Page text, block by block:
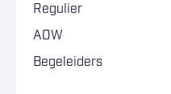
Regulier
AOW
Begeleiders